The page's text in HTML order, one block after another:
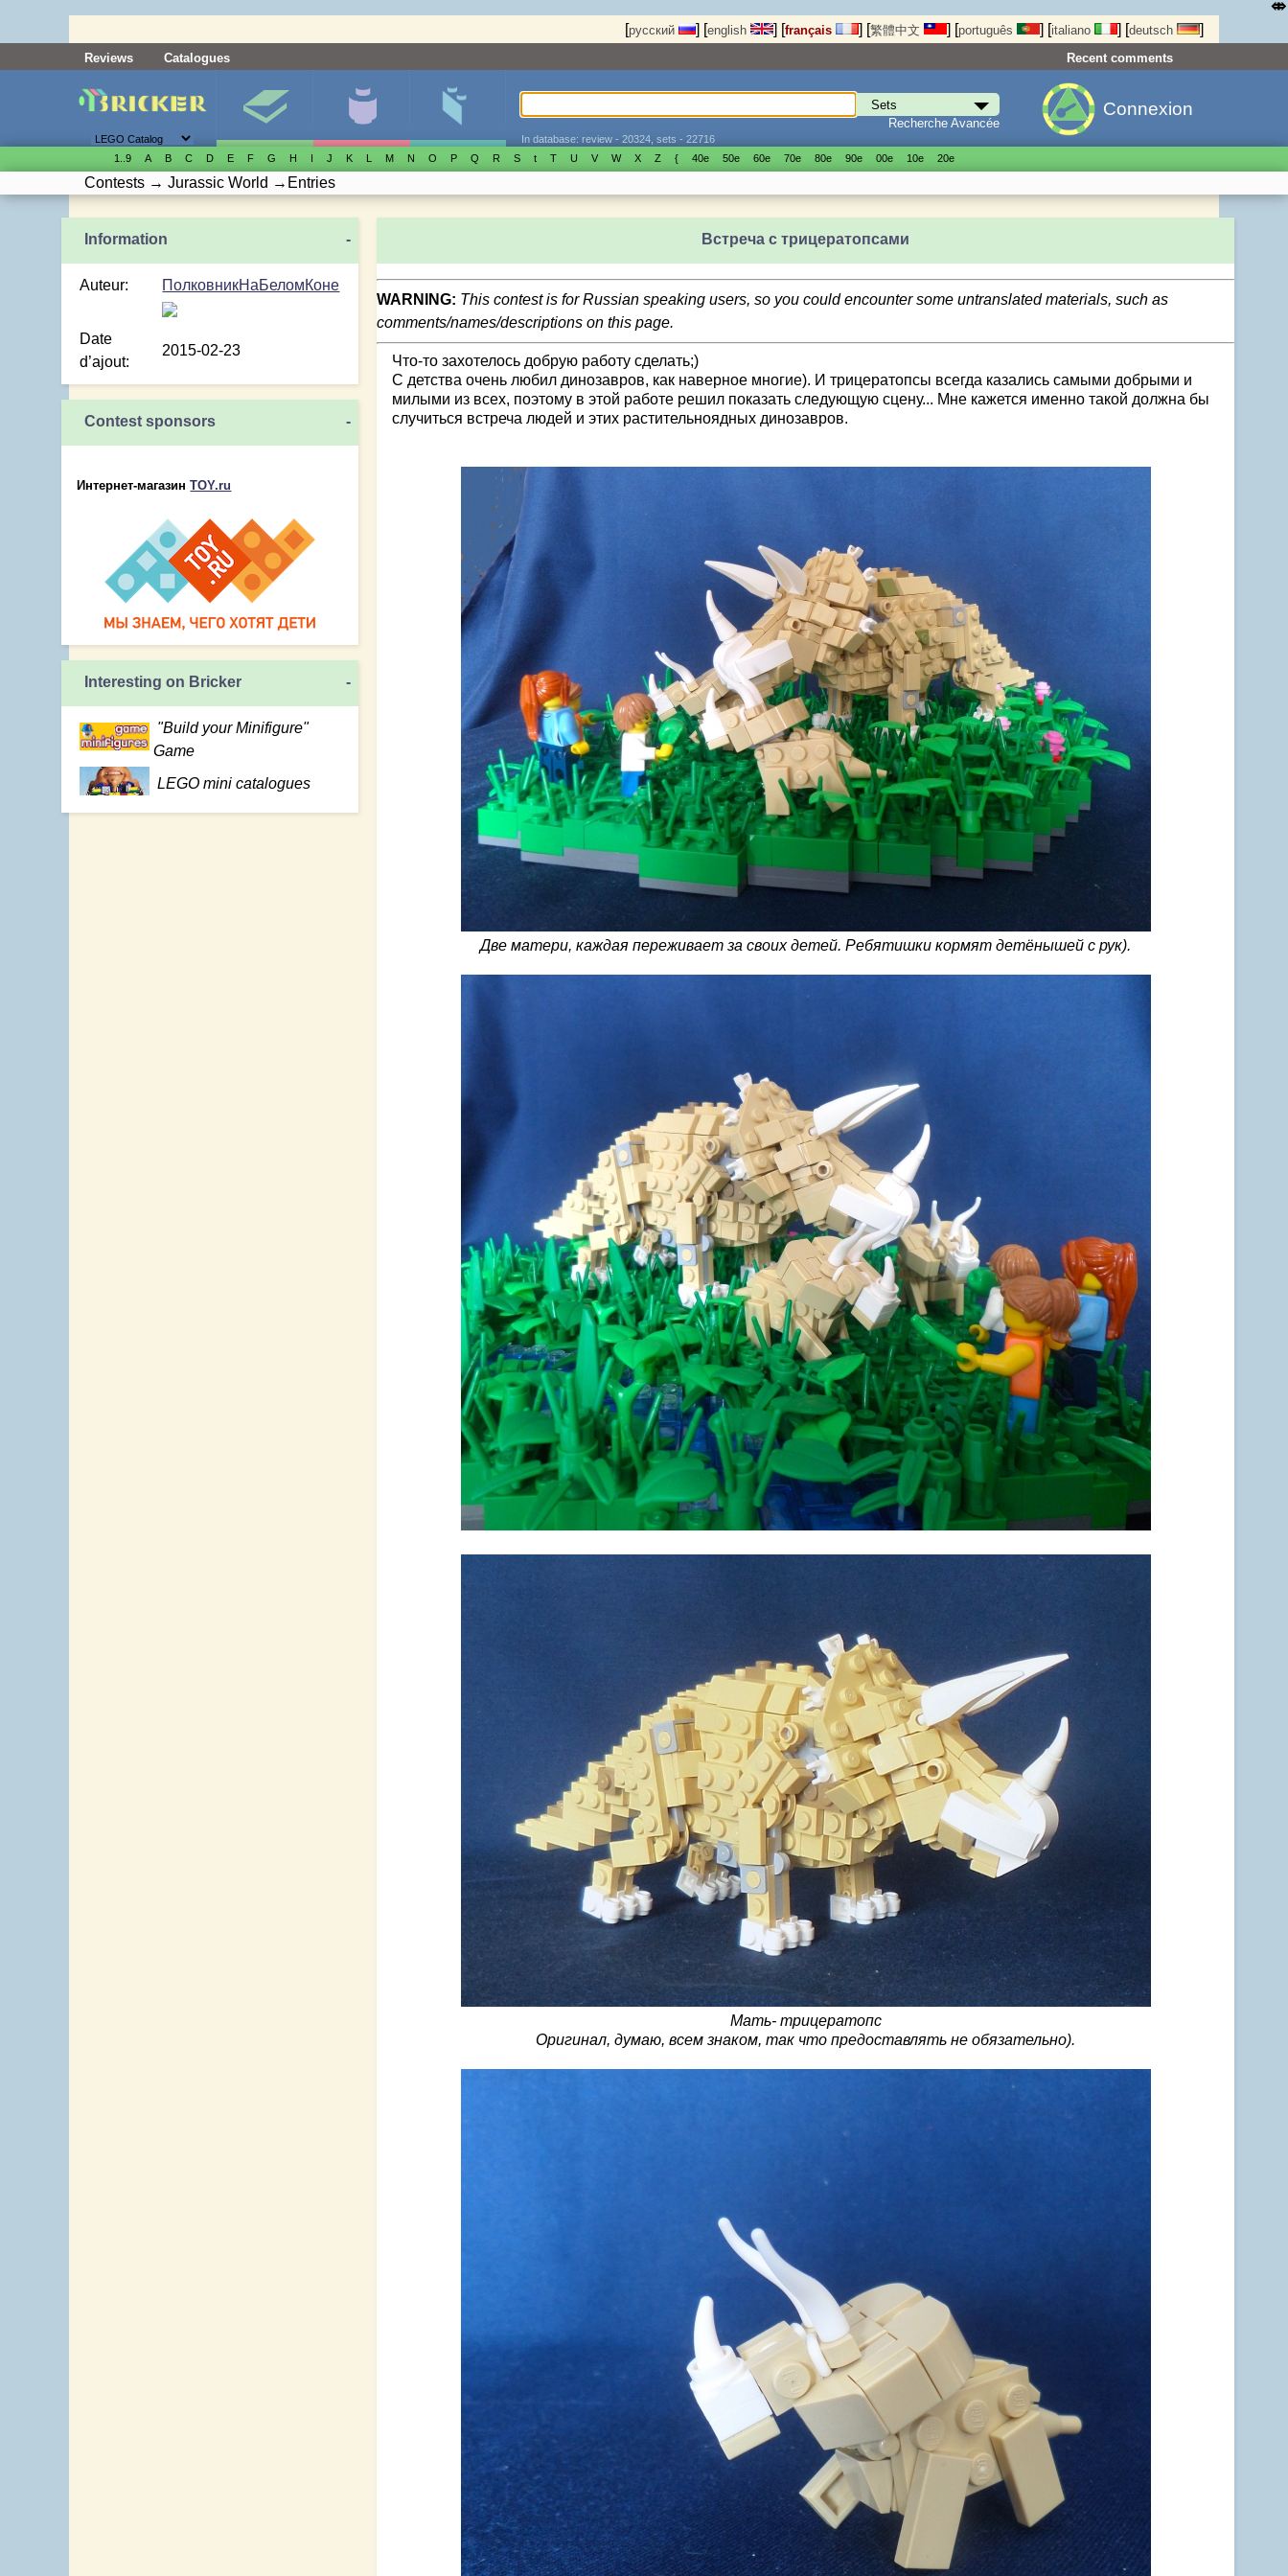
[русский ] [english ] [français ] [繁體中文 ] [português ] [italiano ] [deutsch ]
Reviews Catalogues Recent comments
Recherche Avancée
In database: review - 20324, sets - 22716
Connexion
1..9 A B C D E F G H I J K L M N O P Q R S t T U V W X Z { 40е 50е 60е 70е 80е 90е 00е 10е 20е
Contests → Jurassic World → Entries
-
Auteur: ПолковникНаБеломКоне
Date
d’ajout:
2015-02-23
Contest sponsors -
Интернет-магазинTOY.ru
Interesting on Bricker -
"Build your Minifigure"
Game
LEGO mini catalogues
Встреча с трицератопсами
WARNING: This contest is for Russian speaking users, so you could encounter some untranslated materials, such as
comments/names/descriptions on this page.
Что-то захотелось добрую работу сделать;)
С детства очень любил динозавров, как наверное многие). И трицератопсы всегда казались самыми добрыми и
милыми из всех, поэтому в этой работе решил показать следующую сцену... Мне кажется именно такой должна бы
случиться встреча людей и этих растительноядных динозавров.
Две матери, каждая переживает за своих детей. Ребятишки кормят детёнышей с рук).
Мать- трицератопс
Оригинал, думаю, всем знаком, так что предоставлять не обязательно).
⤄